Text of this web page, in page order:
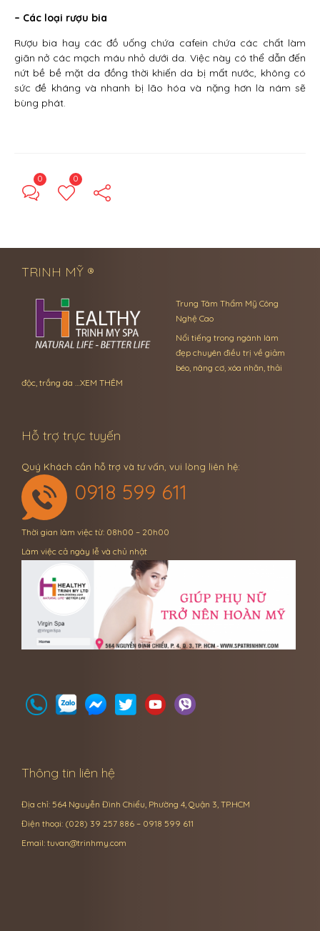
– Các loại rượu bia
Rượu bia hay các đồ uống chứa cafein chứa các chất làm
giãn nở các mạch máu nhỏ dưới da. Việc này có thể dẫn đến
nứt bề bề mặt da đồng thời khiến da bị mất nước, không có
sức đề kháng và nhanh bị lão hóa và nặng hơn là nám sẽ
bùng phát.
0 0
TRINH MỸ ®
Trung Tâm Thẩm Mỹ Công
Nghệ Cao
Nổi tiếng trong ngành làm
đẹp chuyên điều trị về giảm
béo, nâng cơ, xóa nhăn, thải
độc, trắng da …XEM THÊM
Hỗ trợ trực tuyến
Quý Khách cần hỗ trợ và tư vấn, vui lòng liên hệ:
0918 599 611
Thời gian làm việc từ: 08h00 – 20h00
Làm việc cả ngày lễ và chủ nhật
Thông tin liên hệ
Địa chỉ: 564 Nguyễn Đình Chiểu, Phường 4, Quận 3, TP.HCM
Điện thoại: (028) 39 257 886 – 0918 599 611
Email: tuvan@trinhmy.com